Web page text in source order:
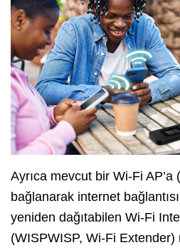
Ayrıca mevcut bir Wi-Fi AP’a
bağlanarak internet
yeniden dağıtabilen Wi-Fi
(WISPWISP, Wi-Fi Extender)